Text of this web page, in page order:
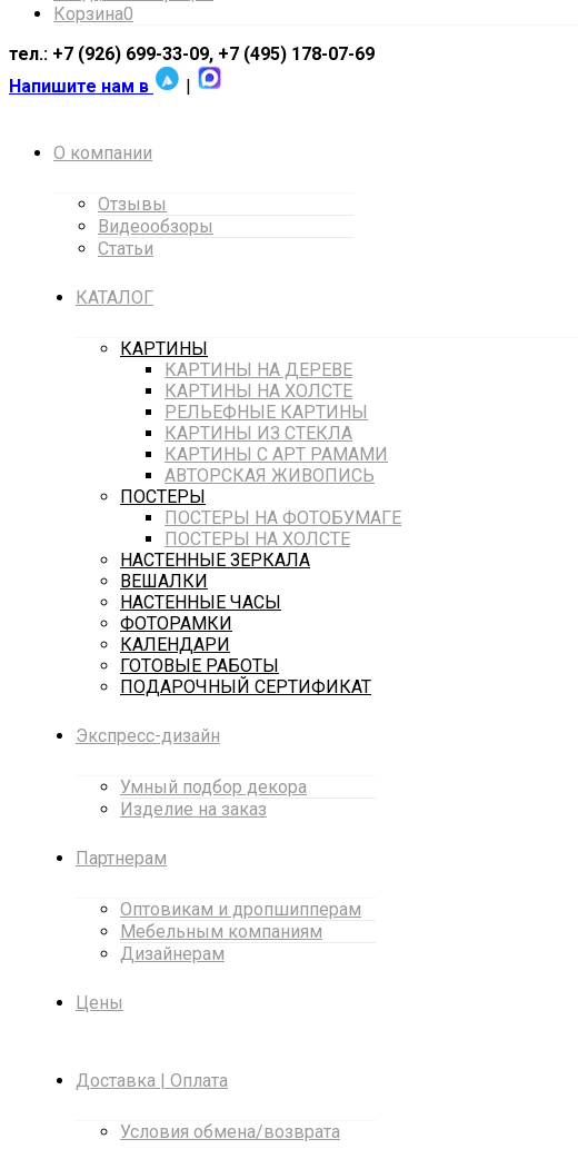
Корзина0
тел.: +7 (926) 699-33-09, +7 (495) 178-07-69
Напишите нам в
|
О компании
Отзывы
Видеообзоры
Статьи
КАТАЛОГ
КАРТИНЫ
КАРТИНЫ НА ДЕРЕВЕ
КАРТИНЫ НА ХОЛСТЕ
РЕЛЬЕФНЫЕ КАРТИНЫ
КАРТИНЫ ИЗ СТЕКЛА
КАРТИНЫ С АРТ РАМАМИ
АВТОРСКАЯ ЖИВОПИСЬ
ПОСТЕРЫ
ПОСТЕРЫ НА ФОТОБУМАГЕ
ПОСТЕРЫ НА ХОЛСТЕ
НАСТЕННЫЕ ЗЕРКАЛА
ВЕШАЛКИ
НАСТЕННЫЕ ЧАСЫ
ФОТОРАМКИ
КАЛЕНДАРИ
ГОТОВЫЕ РАБОТЫ
ПОДАРОЧНЫЙ СЕРТИФИКАТ
Экспресс-дизайн
Умный подбор декора
Изделие на заказ
Партнерам
Оптовикам и дропшипперам
Мебельным компаниям
Дизайнерам
Цены
Доставка | Оплата
Условия обмена/возврата